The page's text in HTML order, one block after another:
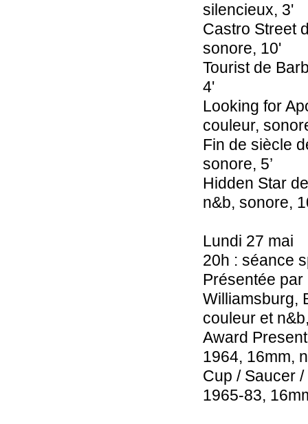
silencieux, 3'
Castro Street
sonore, 10'
Tourist de
4'
Looking for
couleur,
Fin de siècle
sonore, 5’
Hidden Star
n&b, sonore,
Lundi 27 mai
20h : séance
Présentée
Williamsburg,
couleur et
Award
1964, 16mm,
Cup / Saucer
1965-83,